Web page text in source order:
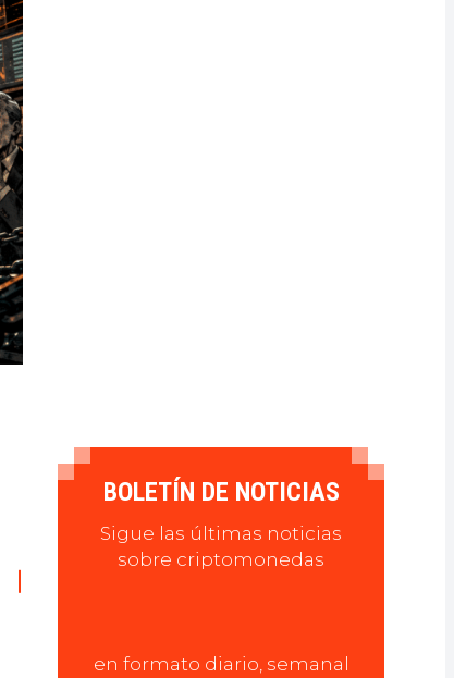
BOLETÍN DE NOTICIAS
Sigue las últimas noticias
sobre criptomonedas
en formato diario, semanal